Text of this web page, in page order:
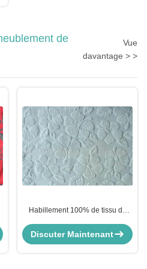
de
Vue
davantage > >
Habillement 100% de tissu de
jacquard de coton rayant le tissu
Discuter Maintenant